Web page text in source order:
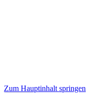
Zum Hauptinhalt springen